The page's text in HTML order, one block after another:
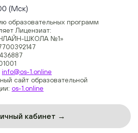
(Мск)
образовательных программ
Лицензиат:
ШКОЛА №1»
info@os-1.online
сайт образовательной
os-1.online
кабинет →